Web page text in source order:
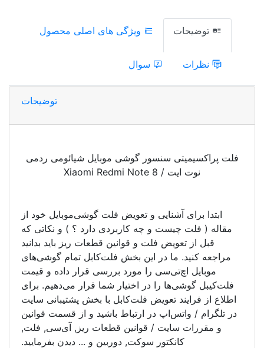
توضیحات ویژگی های اصلی محصول
نظرات سوال
توضیحات
فلت پراکسیمیتی سنسور گوشی موبایل شیائومی ردمی
نوت ایت / Xiaomi Redmi Note 8
ابتدا برای آشنایی و تعویض فلت گوشی‌موبایل خود از
مقاله ( فلت چیست و چه کاربردی دارد ؟ ) و نکاتی که
قبل از تعویض فلت و قوانین قطعات ریز باید بدانید
مراجعه کنید. ما در این بخش فلت‌کابل تمام گوشی‌های
موبایل اچ‌تی‌سی را مورد بررسی قرار داده و قیمت
فلت‌کیبل گوشی‌ها را در اختیار شما قرار می‌دهیم. برای
اطلاع از فرایند تعویض فلت‌کابل با بخش پشتیبانی سایت
در تلگرام / واتس‌اپ در ارتباط باشید و از قسمت قوانین
و مقررات سایت / قوانین قطعات ریز, آی‌سی, فلت,
کانکتور سوکت, دوربین و ... دیدن بفرمایید.